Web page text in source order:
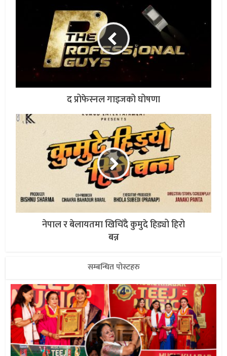
द प्रोफेस्नल गाइजको घोषणा
नेपाल र बेलायतमा खिचिँदै कुमुदे हिड्यो हिरो
बन्न
सम्बन्धित पोस्टहरु